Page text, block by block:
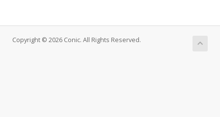
Copyright © 2026 Conic. All Rights Reserved.